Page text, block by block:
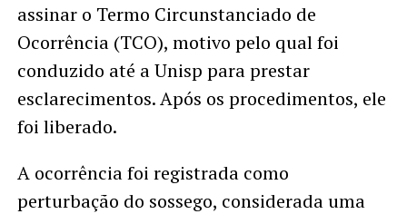
assinar o Termo Circunstanciado de
Ocorrência (TCO), motivo pelo qual foi
conduzido até a Unisp para prestar
esclarecimentos. Após os procedimentos, ele
foi liberado.
A ocorrência foi registrada como
perturbação do sossego, considerada uma